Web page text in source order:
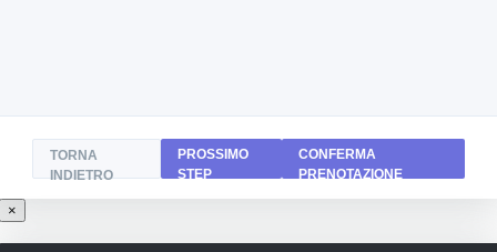
TORNA
INDIETRO
PROSSIMO
STEP
CONFERMA
PRENOTAZIONE
×